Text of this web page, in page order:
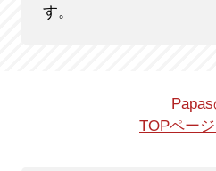
す。
TOPペー